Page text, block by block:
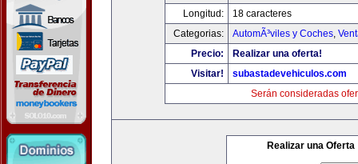
Longitud:
18 caracteres
Categorias:
AutomÃ³viles y Coches,
Precio:
Realizar una oferta!
Visitar!
subastadevehiculos.com
Serán consideradas
Realizar una Oferta